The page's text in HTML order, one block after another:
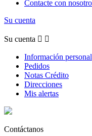
Contacte con
Su cuenta
Su cuenta  
Información personal
Pedidos
Notas Crédito
Direcciones
Mis alertas
Contáctanos